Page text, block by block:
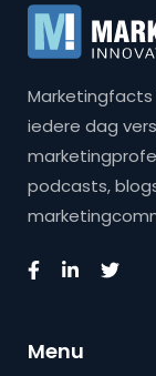
iedere dag
podcasts,
Menu